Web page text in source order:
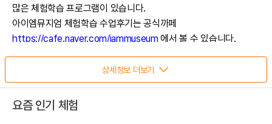
많은 체험학습 프로그램이 있습니다.
아이엠뮤지엄 체험학습 수업후기는 공식까페
https://cafe.naver.com/iammuseum 에서 볼 수 있습니다.
체험학습 관련 다양한 정보는 아이엠뮤지엄 공식블로그
https://blog.naver.com/iammuseum 에서 볼 수 있습니다.
상세정보 더보기
요즘 인기 체험